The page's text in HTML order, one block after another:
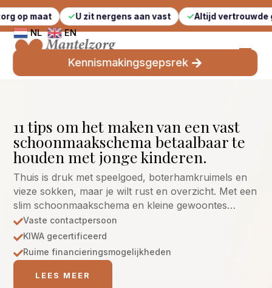
U zit nergens aan vast Altijd vertrouwde gezichten
NL EN
Kennismakingsgepsrek
11 tips om het maken van een vast
schoonmaakschema betaalbaar te
houden met jonge kinderen.
Thuis is druk met speelgoed, boterhamkruimels en
vieze sokken, maar je wilt rust en overzicht. Met een
slim schoonmaakschema en kleine gewoontes…
Vaste contactpersoon
KIWA gecertificeerd
Ruime financieringsmogelijkheden
LEES MEER